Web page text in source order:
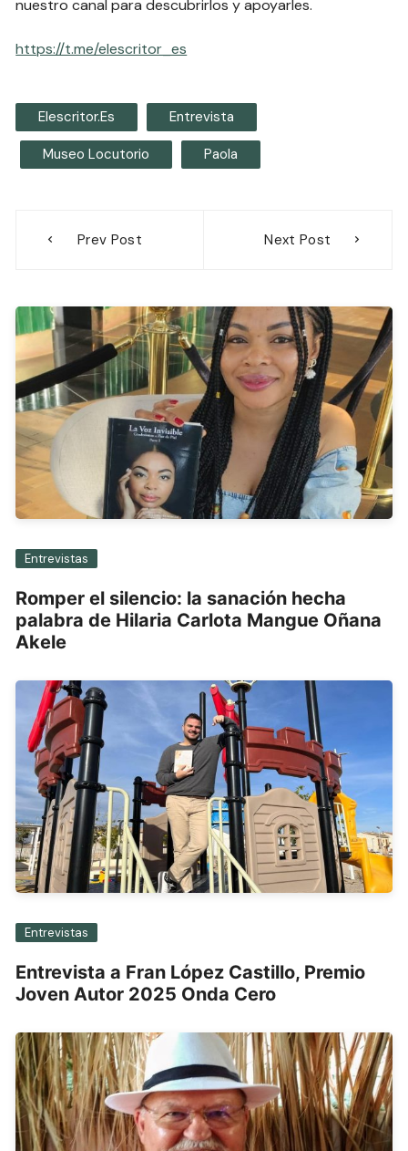
nuestro canal para descubrirlos y apoyarles.
https://t.me/elescritor_es
Elescritor.es Entrevista
Museo Locutorio Paola
Prev Post Next Post
Entrevistas
Romper el silencio: la sanación hecha
palabra de Hilaria Carlota Mangue Oñana
Akele
Entrevistas
Entrevista a Fran López Castillo, Premio
Joven Autor 2025 Onda Cero